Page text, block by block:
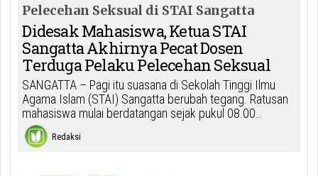
Pelecehan Seksual di STAI Sangatta
Didesak Mahasiswa, Ketua STAI
Sangatta Akhirnya Pecat Dosen
Terduga Pelaku Pelecehan Seksual
SANGATTA – Pagi itu suasana di Sekolah Tinggi Ilmu
Agama Islam (STAI) Sangatta berubah tegang. Ratusan
mahasiswa mulai berdatangan sejak pukul 08.00…
Redaksi